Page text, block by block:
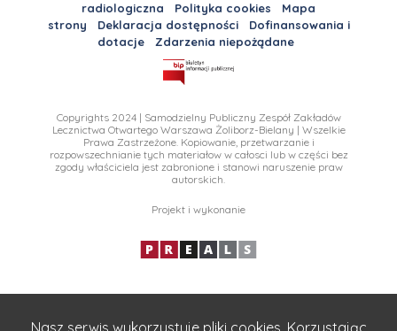
radiologiczna
Polityka cookies
Mapa
strony
Deklaracja dostępności
Dofinansowania i
dotacje
Zdarzenia niepożądane
Copyrights 2024 | Samodzielny Publiczny Zespół Zakładów
Lecznictwa Otwartego Warszawa Żoliborz-Bielany | Wszelkie
Prawa Zastrzeżone. Kopiowanie, przetwarzanie i
rozpowszechnianie tych materiałow w całosci lub w części bez
zgody właściciela jest zabronione i stanowi naruszenie praw
autorskich.
Projekt i wykonanie
Nasz serwis wykorzystuje pliki cookies. Korzystając